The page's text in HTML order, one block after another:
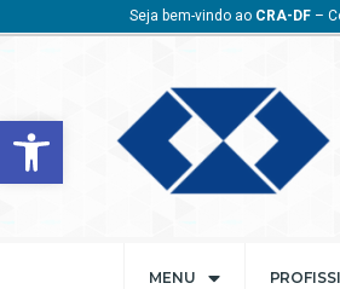
Barra de Ferramentas Aberta
Seja bem-vindo ao CRA-DF –
MENU